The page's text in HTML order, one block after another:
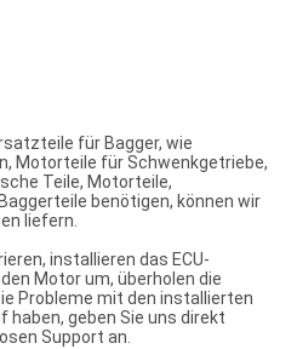
für Bagger, wie
Motorteile für Schwenkgetriebe,
Teile, Motorteile,
benötigen, können wir
liefern.
installieren das ECU-
Motor um, überholen die
Probleme mit den installierten
haben, geben Sie uns direkt
Support an.